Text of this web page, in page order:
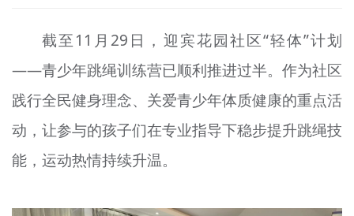
未成年人思想道德建设
榜样人物
+
身边好人
文明评论
截至11月29日，迎宾花园社区“轻体”计划
——青少年跳绳训练营已顺利推进过半。作为社区
践行全民健身理念、关爱青少年体质健康的重点活
动，让参与的孩子们在专业指导下稳步提升跳绳技
能，运动热情持续升温。